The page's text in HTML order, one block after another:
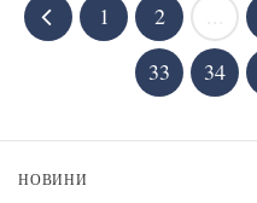
1 2
33
34
НОВИНИ